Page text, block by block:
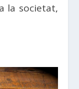
la societat,